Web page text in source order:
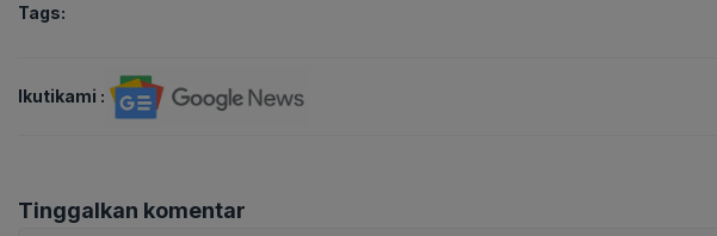
Tags:
Ikutikami :
Tinggalkan komentar